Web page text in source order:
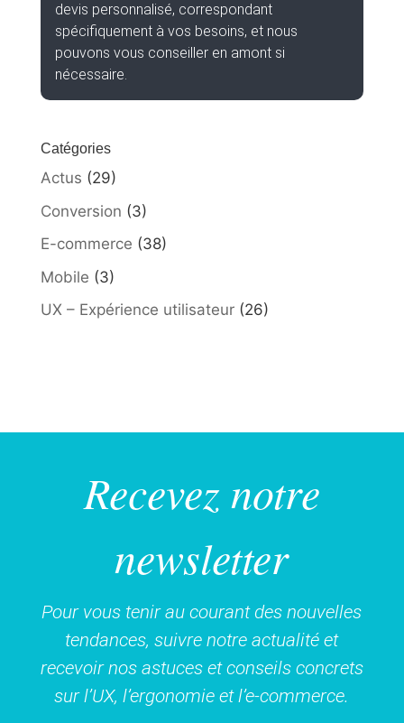
devis personnalisé, correspondant
spécifiquement à vos besoins, et nous
pouvons vous conseiller en amont si
nécessaire.
Catégories
Actus (29)
Conversion (3)
E-commerce (38)
Mobile (3)
UX – Expérience utilisateur(26)
Recevez notre
newsletter
Pour vous tenir au courant des nouvelles
tendances, suivre notre actualité et
recevoir nos astuces et conseils concrets
sur l’UX, l’ergonomie et l’e-commerce.